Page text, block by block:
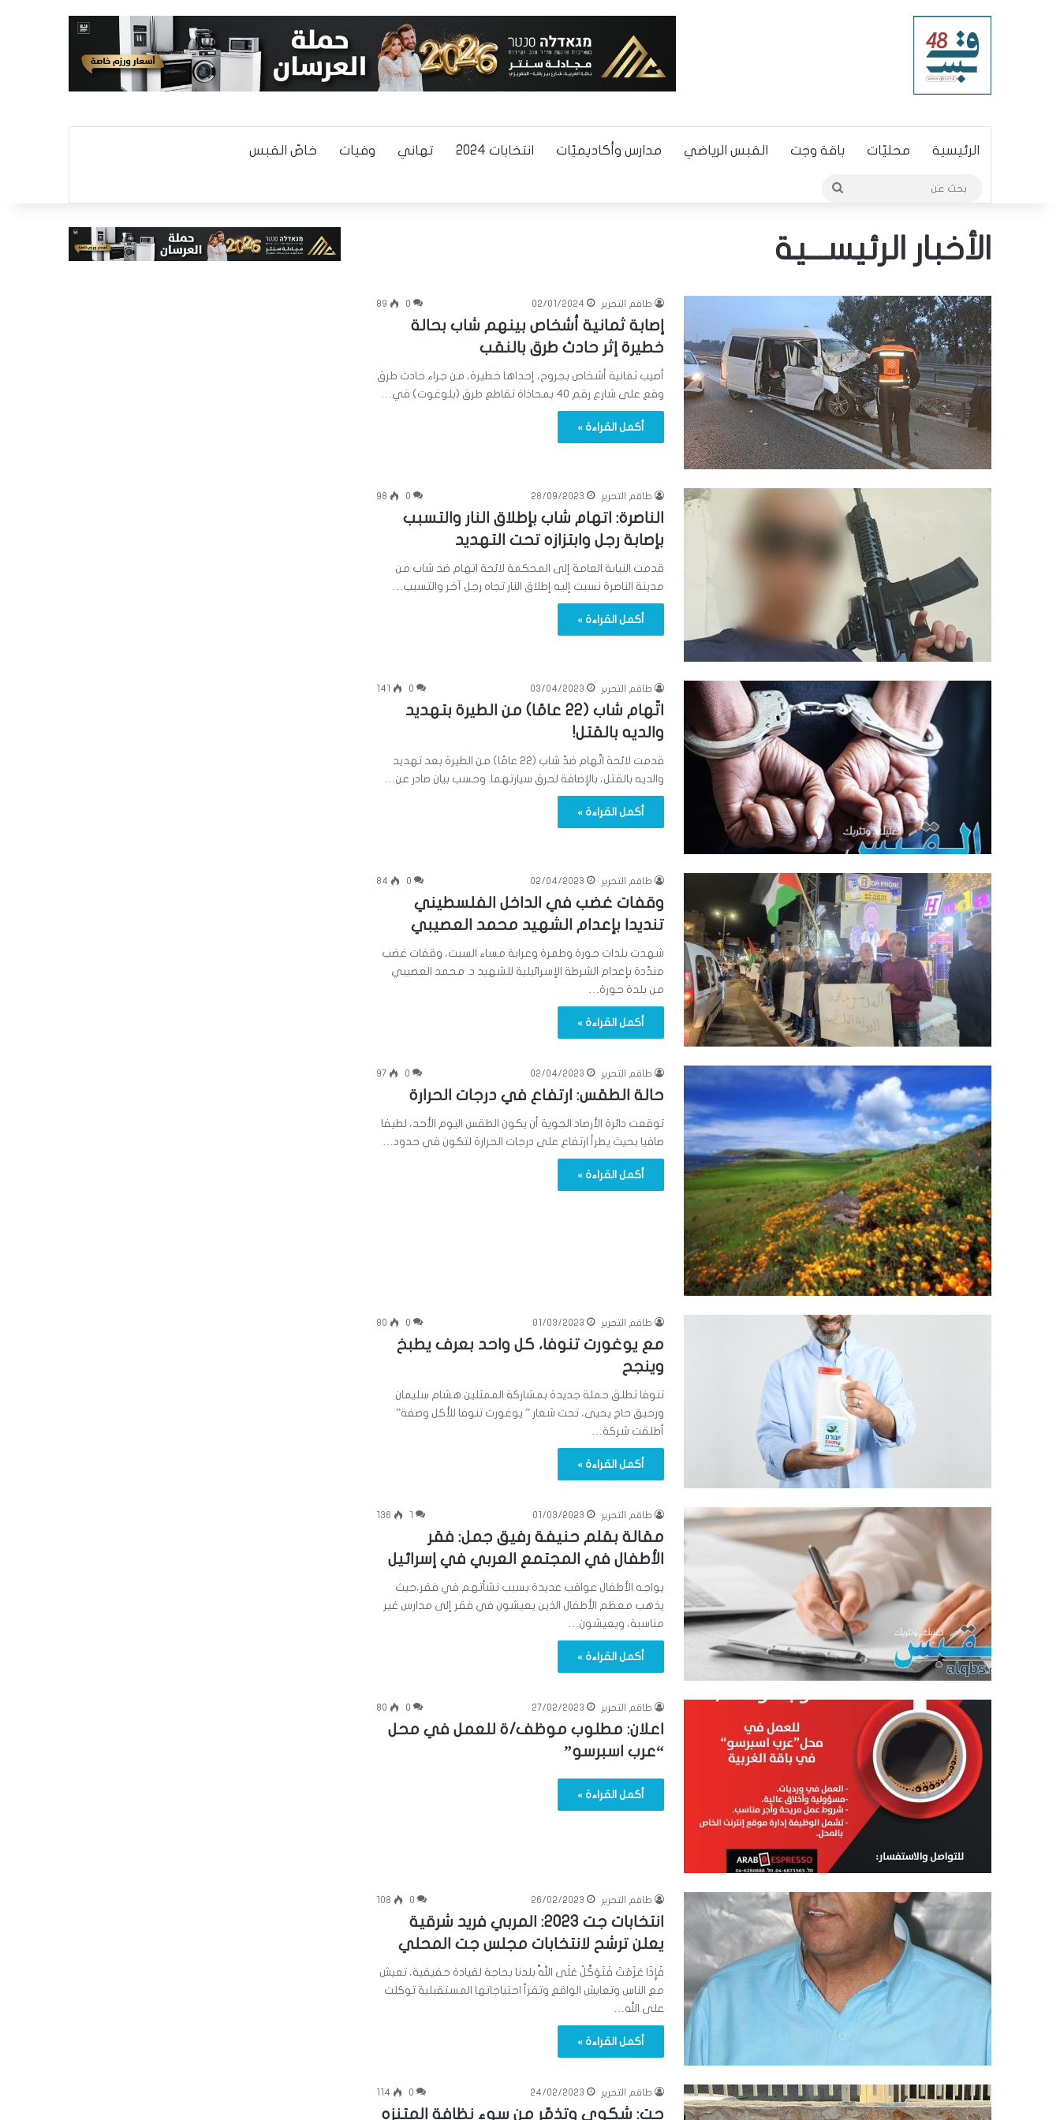
الرئيسية محليّات باقة وجت القبس الرياضي مدارس وأكاديميّات انتخابات 2024 تهاني وفيات خاصّ القبس
الأخبار الرئيســـية
طاقم التحرير 02/01/2024
0
89
إصابة ثمانية أشخاص بينهم شاب بحالة
خطيرة إثر حادث طرق بالنقب
أصيب ثمانية أشخاص بجروح، إحداها خطيرة، من جراء حادث طرق
وقع على شارع رقم 40 بمحاذاة تقاطع طرق (بلوغوت) في…
أكمل القراءة »
طاقم التحرير 28/09/2023
0
98
الناصرة: اتهام شاب بإطلاق النار والتسبب
بإصابة رجل وابتزازه تحت التهديد
قدمت النيابة العامة إلى المحكمة لائحة اتهام ضد شاب من
مدينة الناصرة نسبت إليه إطلاق النار تجاه رجل آخر والتسبب…
أكمل القراءة »
طاقم التحرير 03/04/2023
0
141
اتّهام شاب (22 عامًا) من الطيرة بتهديد
والديه بالقتل!
قدمت لائحة اتّهام ضدّ شاب (22 عامًا) من الطيرة بعد تهديد
والديه بالقتل، بالإضافة لحرق سيارتهما. وحسب بيان صادر عن…
أكمل القراءة »
طاقم التحرير 02/04/2023
0
84
وقفات غضب في الداخل الفلسطيني
تنديدا بإعدام الشهيد محمد العصيبي
شهدت بلدات حورة وطمرة وعرابة مساء السبت، وقفات غضب
مندّدة بإعدام الشرطة الإسرائيلية للشهيد د. محمد العصيبي
من بلدة حورة…
أكمل القراءة »
طاقم التحرير 02/04/2023
0
97
حالة الطقس: ارتفاع في درجات الحرارة
توقعت دائرة الأرصاد الجوية أن يكون الطقس اليوم الأحد، لطيفا
صافيا بحيث يطرأ ارتفاع على درجات الحرارة لتكون في حدود…
أكمل القراءة »
طاقم التحرير 01/03/2023
0
80
مع يوغورت تنوفا، كل واحد بعرف يطبخ
وينجح
تنوفا تطلق حملة جديدة بمشاركة الممثلين هشام سليمان
ورحيق حاج يحيى، تحت شعار ” يوغورت تنوفا للأكل وصفة”
أطلقت شركة…
أكمل القراءة »
طاقم التحرير 01/03/2023
136
مقالة بقلم حنيفة رفيق جمل: فقر
الأطفال في المجتمع العربي في إسرائيل
يواجه الأطفال عواقب عديدة بسبب نشأتهم في فقر،حيث
يذهب معظم الأطفال الذين يعيشون في فقر إلى مدارس غير
مناسبة، ويعيشون…
أكمل القراءة »
طاقم التحرير 27/02/2023
0
80
اعلان: مطلوب موظف/ة للعمل في محل
“عرب اسبرسو”
أكمل القراءة »
طاقم التحرير 26/02/2023
0
108
انتخابات جت 2023: المربي فريد شرقية
يعلن ترشح لانتخابات مجلس جت المحلي
فَإِذَا عَزَمْتَ فَتَوَكَّلْ عَلَى اللَّه بلدنا بحاجة لقيادة حقيقية، تعيش
مع الناس وتعايش الواقع وتقرأ احتياجاتها المستقبلية توكلت
على الله…
أكمل القراءة »
طاقم التحرير 24/02/2023
0
114
جت: شكوى وتذمّر من سوء نظافة المتنزه